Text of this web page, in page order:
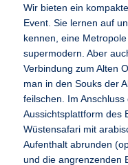
Wir bieten ein
Event. Sie lernen auf
kennen, eine
supermodern. Aber
Verbindung zum Alten
man in den Souks der
feilschen. Im
Aussichtsplattform des
Wüstensafari mit
Aufenthalt abrunden
und die angrenzenden